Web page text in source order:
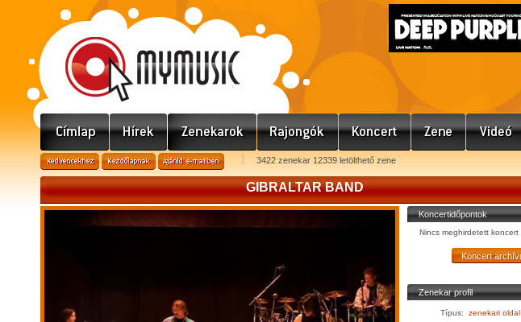
3422 zenekar 12339 letölthető zene
GIBRALTAR BAND
Koncertidőpontok
Nincs meghirdetett koncert
Zenekar profil
Típus:
zenekari oldal